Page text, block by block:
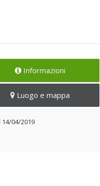
Informazioni
Luogo e mappa
14/04/2019